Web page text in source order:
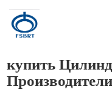
Главная
купить
Производители